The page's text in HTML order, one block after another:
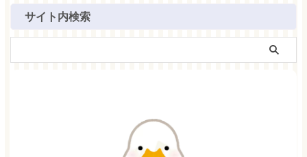
サイト内検索